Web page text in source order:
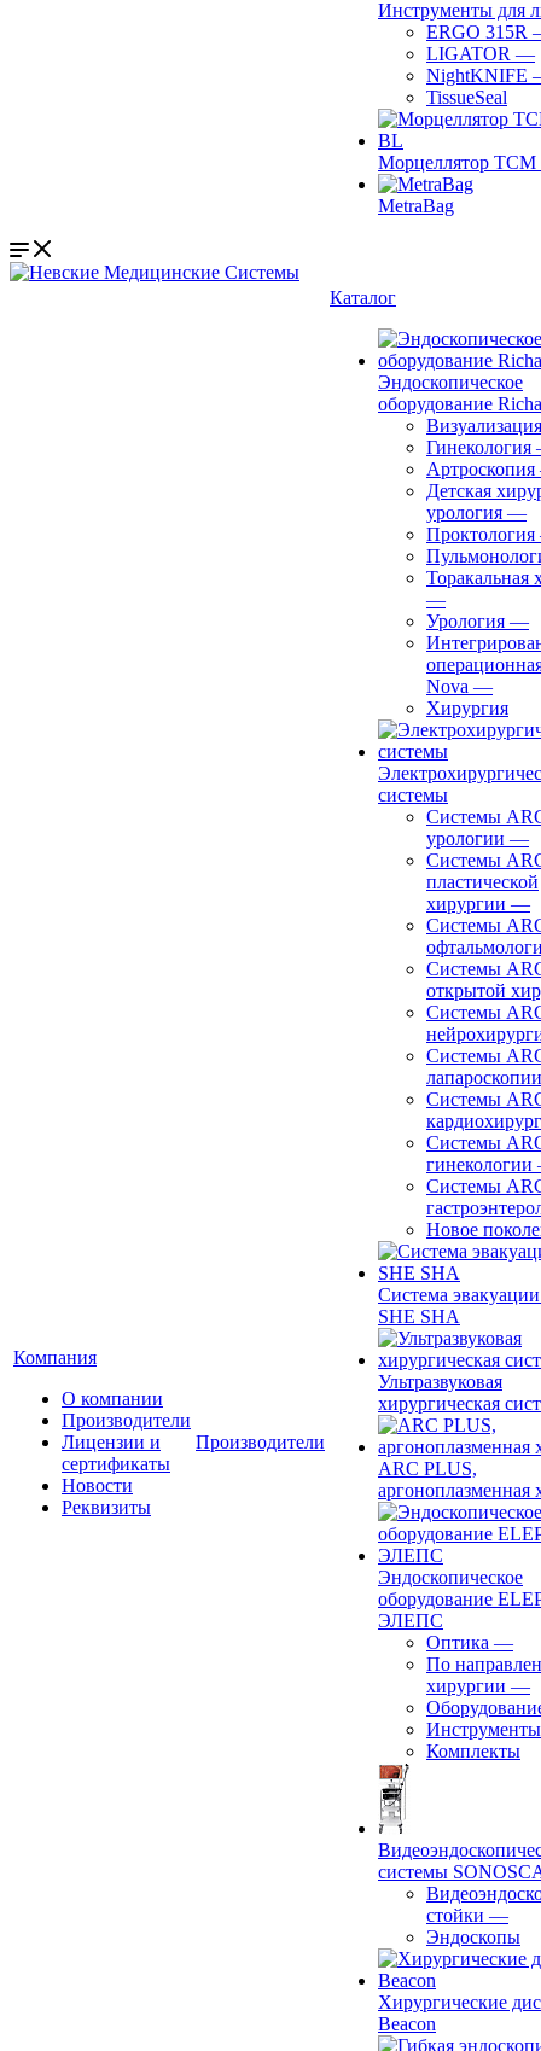
Инструменты для
ERGO 315R
LIGATOR —
NightKNIFE
TissueSeal
Морцеллятор ТСМ
MetraBag
Компания
О компании
Производители
Лицензии и
сертификаты
Новости
Реквизиты
Производители
Каталог
Эндоскопическое
оборудование
Визуализация
Гинекология
Артроскопия
Детская
урология —
Проктология
Торакальная
—
Урология —
Nova —
Хирургия
системы
Системы
урологии —
Системы
пластической
хирургии —
Системы
Системы
открытой
Системы
Системы
лапароскопии
Системы
Системы
гинекологии
Системы
Новое
Система
SHE SHA
Ультразвуковая
хирургическая
ARC PLUS,
аргоноплазменная
Эндоскопическое
оборудование
ЭЛЕПС
Оптика —
По
хирургии —
Инструменты
Комплекты
системы
стойки —
Эндоскопы
Хирургические
Beacon